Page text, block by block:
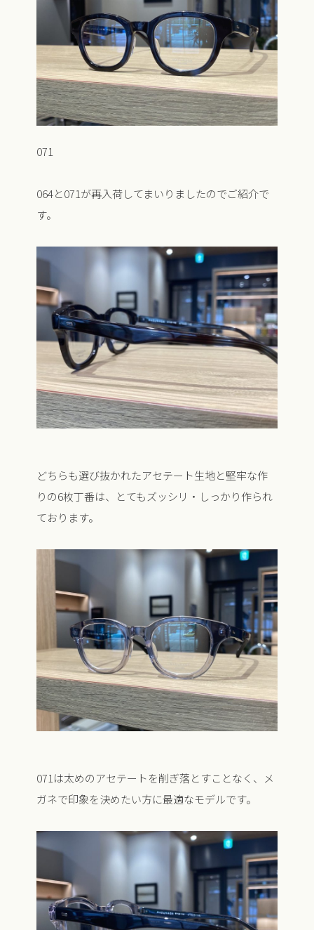
071
064と071が再入荷してまいりましたのでご紹介で
す。
どちらも選び抜かれたアセテート生地と堅牢な作
りの6枚丁番は、とてもズッシリ・しっかり作られ
ております。
071は太めのアセテートを削ぎ落とすことなく、メ
ガネで印象を決めたい方に最適なモデルです。